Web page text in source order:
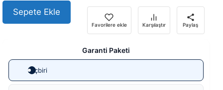
Sepete Ekle
Favorilere ekle Karşılaştır Paylaş
Garanti Paketi
Hiçbiri